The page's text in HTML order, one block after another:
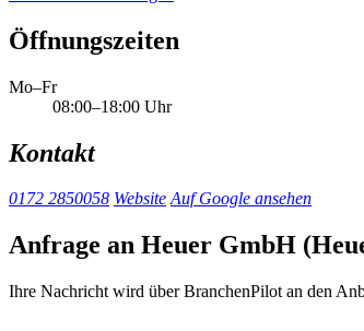
Öffnungszeiten
Mo–Fr
08:00–18:00 Uhr
Kontakt
0172 2850058 Website Auf Google ansehen
Anfrage an Heuer GmbH
Ihre Nachricht wird über BranchenPilot an den